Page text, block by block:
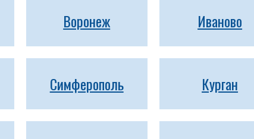
Воронеж Иваново
Симферополь Курган